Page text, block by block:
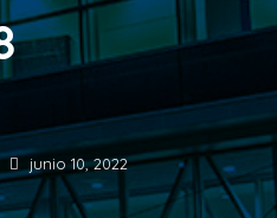
junio 10, 2022